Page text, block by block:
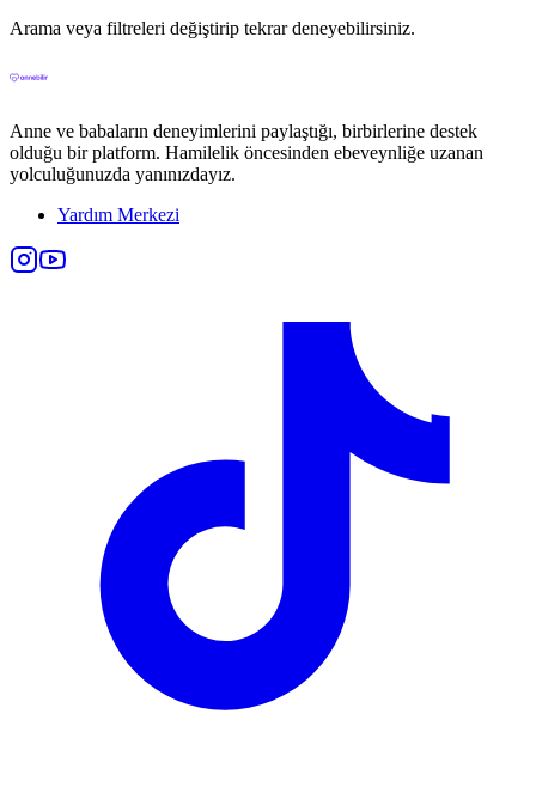
Arama veya filtreleri değiştirip tekrar deneyebilirsiniz.
Anne ve babaların deneyimlerini paylaştığı, birbirlerine destek
olduğu bir platform. Hamilelik öncesinden ebeveynliğe uzanan
yolculuğunuzda yanınızdayız.
Yardım Merkezi